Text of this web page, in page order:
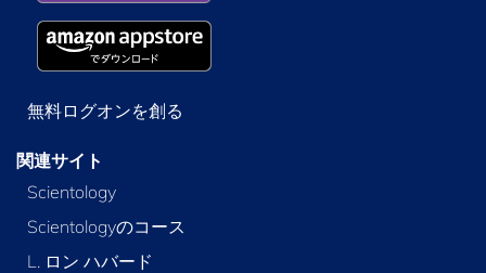
無料ログオンを創る
関連サイト
Scientology
Scientologyのコース
L. ロン ハバード